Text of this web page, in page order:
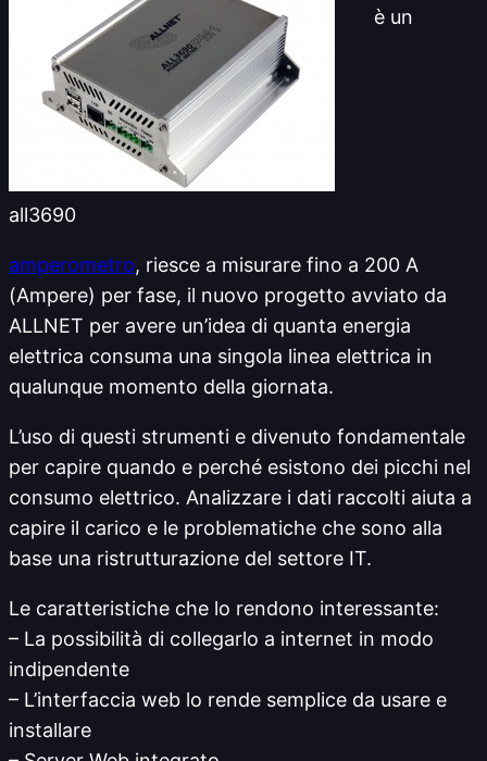
all3690
è un
amperometro, riesce a misurare fino a 200 A
(Ampere) per fase, il nuovo progetto avviato da
ALLNET per avere un’idea di quanta energia
elettrica consuma una singola linea elettrica in
qualunque momento della giornata.
L’uso di questi strumenti e divenuto fondamentale
per capire quando e perché esistono dei picchi nel
consumo elettrico. Analizzare i dati raccolti aiuta a
capire il carico e le problematiche che sono alla
base una ristrutturazione del settore IT.
Le caratteristiche che lo rendono interessante:
– La possibilità di collegarlo a internet in modo
indipendente
– L’interfaccia web lo rende semplice da usare e
installare